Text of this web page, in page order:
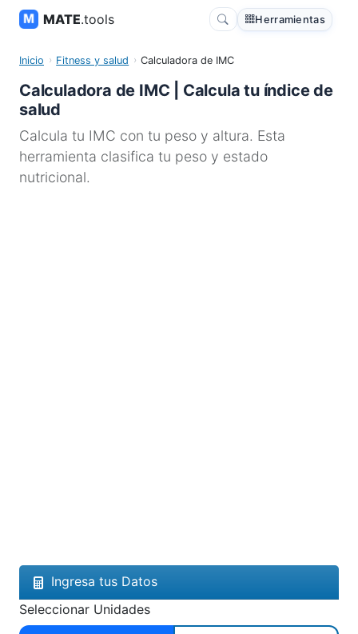
MATE.tools Herramientas
Inicio Fitness y salud Calculadora de IMC
Calculadora de IMC | Calcula tu índice de
salud
Calcula tu IMC con tu peso y altura. Esta
herramienta clasifica tu peso y estado
nutricional.
Ingresa tus Datos
Seleccionar Unidades